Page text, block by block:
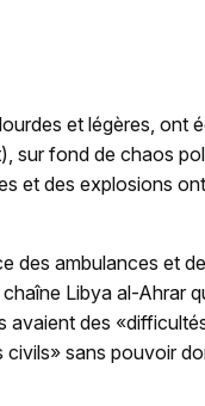
et légères, ont
sur fond de chaos
et des explosions
des ambulances et
Libya al-Ahrar
avaient des
civils» sans pouvoir